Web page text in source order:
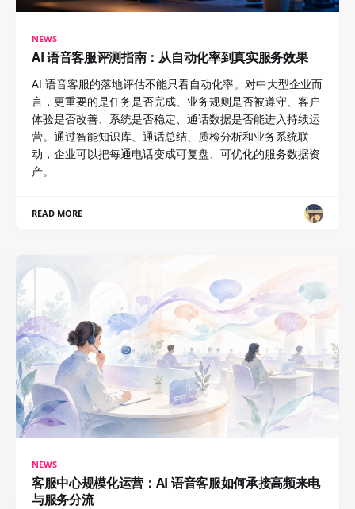
NEWS
AI 语音客服评测指南：从自动化率到真实服务效果
AI 语音客服的落地评估不能只看自动化率。对中大型企业而
言，更重要的是任务是否完成、业务规则是否被遵守、客户
体验是否改善、系统是否稳定、通话数据是否能进入持续运
营。通过智能知识库、通话总结、质检分析和业务系统联
动，企业可以把每通电话变成可复盘、可优化的服务数据资
产。
READ MORE
NEWS
客服中心规模化运营：AI 语音客服如何承接高频来电
与服务分流